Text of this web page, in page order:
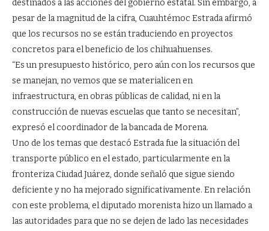
destinados a las acciones del gobierno estatal. Sin embargo, a
pesar de la magnitud de la cifra, Cuauhtémoc Estrada afirmó
que los recursos no se están traduciendo en proyectos
concretos para el beneficio de los chihuahuenses.
“Es un presupuesto histórico, pero aún con los recursos que
se manejan, no vemos que se materialicen en
infraestructura, en obras públicas de calidad, ni en la
construcción de nuevas escuelas que tanto se necesitan”,
expresó el coordinador de la bancada de Morena.
Uno de los temas que destacó Estrada fue la situación del
transporte público en el estado, particularmente en la
fronteriza Ciudad Juárez, donde señaló que sigue siendo
deficiente y no ha mejorado significativamente. En relación
con este problema, el diputado morenista hizo un llamado a
las autoridades para que no se dejen de lado las necesidades